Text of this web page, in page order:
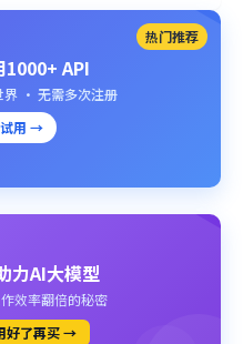
热门推荐
1000+ API
界 · 无需多次注册
用 →
力AI大模型
效率翻倍的秘密
好了再买 →